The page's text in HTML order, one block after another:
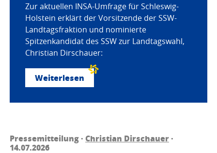
Zur aktuellen INSA-Umfrage für Schleswig-
Holstein erklärt der Vorsitzende der SSW-
Landtagsfraktion und nominierte
Spitzenkandidat des SSW zur Landtagswahl,
Christian Dirschauer:
Weiterlesen
Pressemitteilung · Christian Dirschauer·
14.07.2026